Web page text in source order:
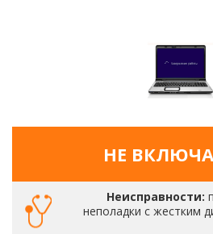
НЕ
Неисправности:
неполадки с жестким